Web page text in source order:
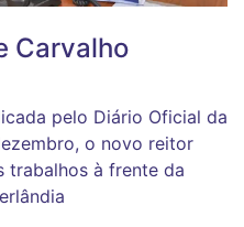
Carvalho
pelo Diário Oficial da
o novo reitor
trabalhos à frente da